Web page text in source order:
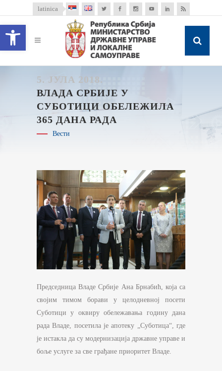
Open toolbar
latinica
5. ЈУЛА 2018.
ВЛАДА СРБИЈЕ У
СУБОТИЦИ OБЕЛЕЖИЛА
365 ДАНА РАДА
Вести
Председница Владе Србије Ана Брнабић, која са
својим тимом борави у целодневној посети
Суботици у оквиру обележавања годину дана
рада Владе, посетила је апотеку „Суботица“, где
је истакла да су модернизација државне управе и
боље услуге за све грађане приоритет Владе.